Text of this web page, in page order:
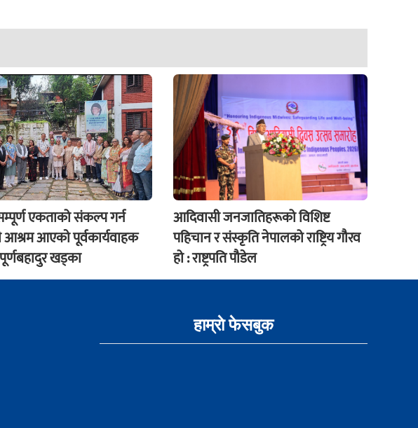
एकताको संकल्प गर्न
आएकाे पूर्वकार्यवाहक
खड्का
आदिवासी जनजातिहरूको विशिष्ट
पहिचान र संस्कृति नेपालको राष्ट्रिय गौरव
हो : राष्ट्रपति पौडेल
हाम्राे फेसबुक